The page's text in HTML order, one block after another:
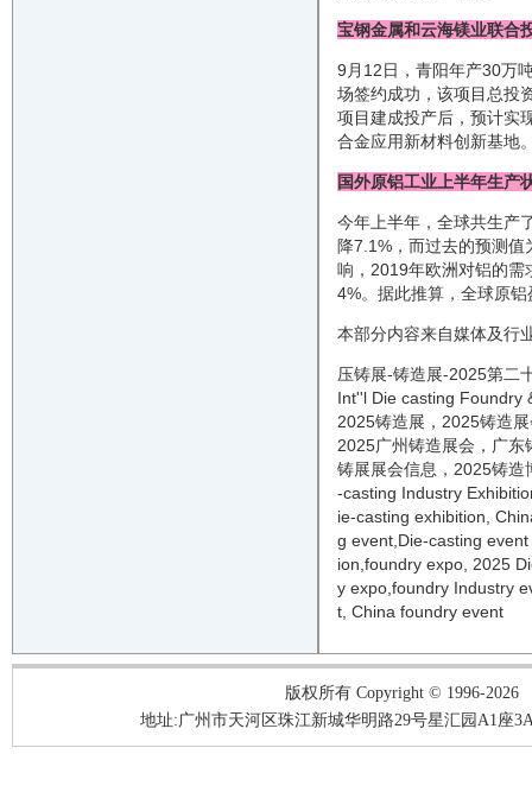
宝钢金属和云海镁业联合
9月12日，青阳年产30万
场签约成功，该项目总投
项目建成投产后，预计实
合金应用新材料创新基地
国外原铝工业上半年生产
今年上半年，全球共生产
降7.1%，而过去的预测
响，2019年欧洲对铝的需
4%。据此推算，全球原
本部分内容来自媒体及行
压铸展-铸造展-2025第二
Int''l Die casting Foundry
2025铸造展， 2025铸造
2025广州铸造展会，广东
铸展展会信息 ， 2025铸造
-casting Industry
ie-casting exhibition,
g event Die-casting
ion foundry expo, 2025
y expo, foundry Industry
t , China foundry event
版权所有 Copyright © 1996-2026
地址:广州市天河区珠江新城华明路29号星汇园A1座